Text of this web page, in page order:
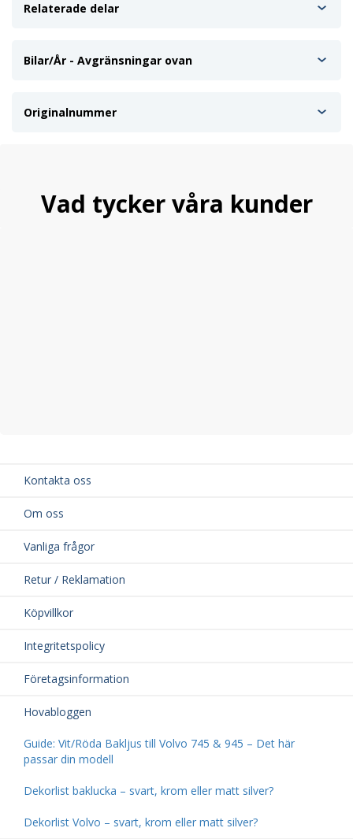
Relaterade delar
Bilar/År - Avgränsningar ovan
Originalnummer
Vad tycker våra kunder
Kontakta oss
Om oss
Vanliga frågor
Retur / Reklamation
Köpvillkor
Integritetspolicy
Företagsinformation
Hovabloggen
Guide: Vit/Röda Bakljus till Volvo 745 & 945 – Det här
passar din modell
Dekorlist baklucka – svart, krom eller matt silver?
Dekorlist Volvo – svart, krom eller matt silver?